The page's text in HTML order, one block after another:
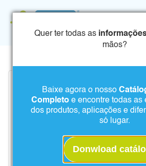
Quer ter todas as
mãos?
Baixe agora o nosso
Completo e encontre todas as
dos produtos, aplicações e
só lugar.
Donwload